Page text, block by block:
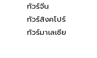
ทัวร์จีน
ทัวร์สิงคโปร์
ทัวร์มาเลเซีย